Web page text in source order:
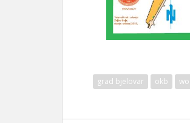
grad bjelovar okb